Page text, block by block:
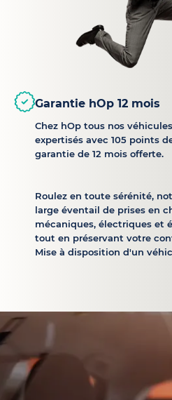
Garantie hOp 12 mois
Chez hOp tous nos
expertisés avec 105 points
garantie de 12 mois offerte.
Roulez en toute sérénité,
large éventail de prises en
mécaniques, électriques et
tout en préservant votre
Mise à disposition d'un